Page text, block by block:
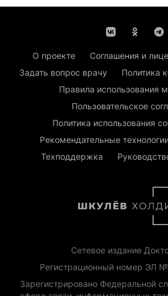
О проекте Соглашения и
Задать вопрос врачу
Политика
Правила использования
Пользовательское
Политика использования
Рекомендательные
Техподдержка
Сетевое издание
Регистрационный номер ЭЛ
Зарегистрировано Федеральной